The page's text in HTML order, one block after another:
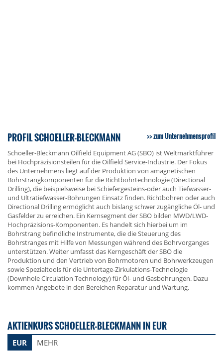
PROFIL SCHOELLER-BLECKMANN zum Unternehmensprofil
Schoeller-Bleckmann Oilfield Equipment AG (SBO) ist Weltmarktführer
bei Hochpräzisionsteilen für die Oilfield Service-Industrie. Der Fokus
des Unternehmens liegt auf der Produktion von amagnetischen
Bohrstrangkomponenten für die Richtbohrtechnologie (Directional
Drilling), die beispielsweise bei Schiefergesteins-oder auch Tiefwasser-
und Ultratiefwasser-Bohrungen Einsatz finden. Richtbohren oder auch
Directional Drilling ermöglicht auch bislang schwer zugängliche Öl- und
Gasfelder zu erreichen. Ein Kernsegment der SBO bilden MWD/LWD-
Hochpräzisions-Komponenten. Es handelt sich hierbei um im
Bohrstrang befindliche Instrumente, die die Steuerung des
Bohrstranges mit Hilfe von Messungen während des Bohrvorganges
unterstützen. Weiter umfasst das Kerngeschäft der SBO die
Produktion und den Vertrieb von Bohrmotoren und Bohrwerkzeugen
sowie Spezialtools für die Untertage-Zirkulations-Technologie
(Downhole Circulation Technology) für Öl- und Gasbohrungen. Dazu
kommen Angebote in den Bereichen Reparatur und Wartung.
AKTIENKURS SCHOELLER-BLECKMANN IN EUR
EUR MEHR